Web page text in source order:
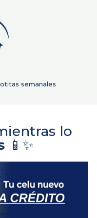
semanales
lo
📱✨